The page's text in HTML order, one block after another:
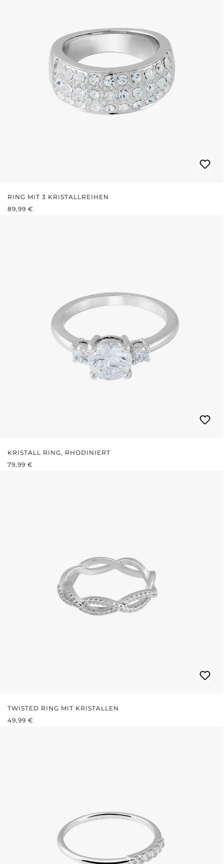
RING MIT 3 KRISTALLREIHEN
REGULÄRER PREIS:
89,99 €
KRISTALL RING, RHODINIERT
REGULÄRER PREIS:
79,99 €
TWISTED RING MIT KRISTALLEN
REGULÄRER PREIS:
49,99 €